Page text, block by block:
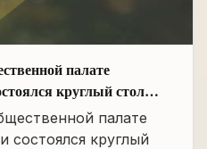
палате
круглый стол
подвига палате
состоялся круглый